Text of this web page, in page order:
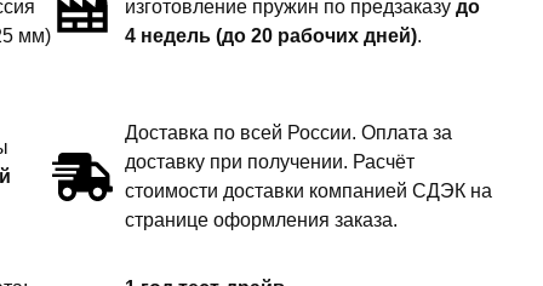
мм)
изготовление пружин по предзаказудо
4 недель (до 20 рабочих дней).
Доставка по всей России. Оплата за
доставку при получении. Расчёт
стоимости доставки компанией СДЭК на
странице оформления заказа.